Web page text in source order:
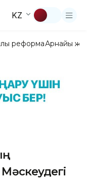
KZ
реформаАрнайы